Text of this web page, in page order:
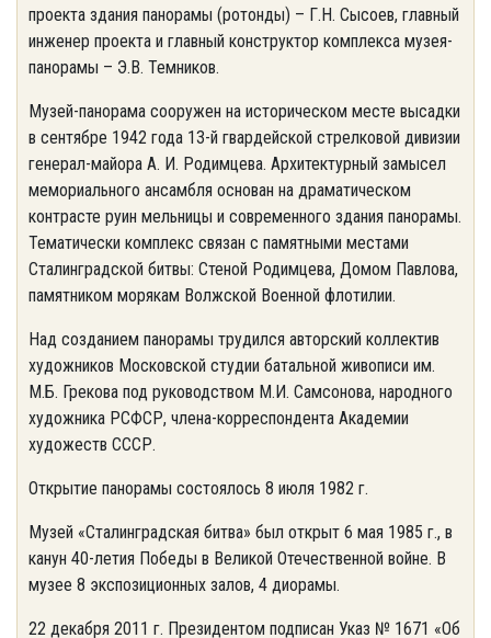
проекта здания панорамы (ротонды) – Г.Н. Сысоев, главный
инженер проекта и главный конструктор комплекса музея-
панорамы – Э.В. Темников.
Музей-панорама сооружен на историческом месте высадки
в сентябре 1942 года 13-й гвардейской стрелковой дивизии
генерал-майора А. И. Родимцева. Архитектурный замысел
мемориального ансамбля основан на драматическом
контрасте руин мельницы и современного здания панорамы.
Тематически комплекс связан с памятными местами
Сталинградской битвы: Стеной Родимцева, Домом Павлова,
памятником морякам Волжской Военной флотилии.
Над созданием панорамы трудился авторский коллектив
художников Московской студии батальной живописи им.
М.Б. Грекова под руководством М.И. Самсонова, народного
художника РСФСР, члена-корреспондента Академии
художеств СССР.
Открытие панорамы состоялось 8 июля 1982 г.
Музей «Сталинградская битва» был открыт 6 мая 1985 г., в
канун 40-летия Победы в Великой Отечественной войне. В
музее 8 экспозиционных залов, 4 диорамы.
22 декабря 2011 г. Президентом подписан Указ № 1671 «Об